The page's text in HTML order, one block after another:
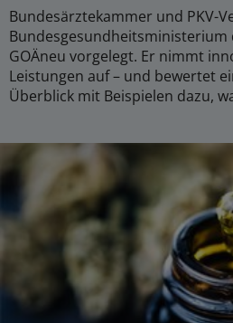
Bundesärztekammer und PKV-
Bundesgesundheitsministerium
GOÄneu vorgelegt. Er nimmt
Leistungen auf – und bewertet
Überblick mit Beispielen dazu,